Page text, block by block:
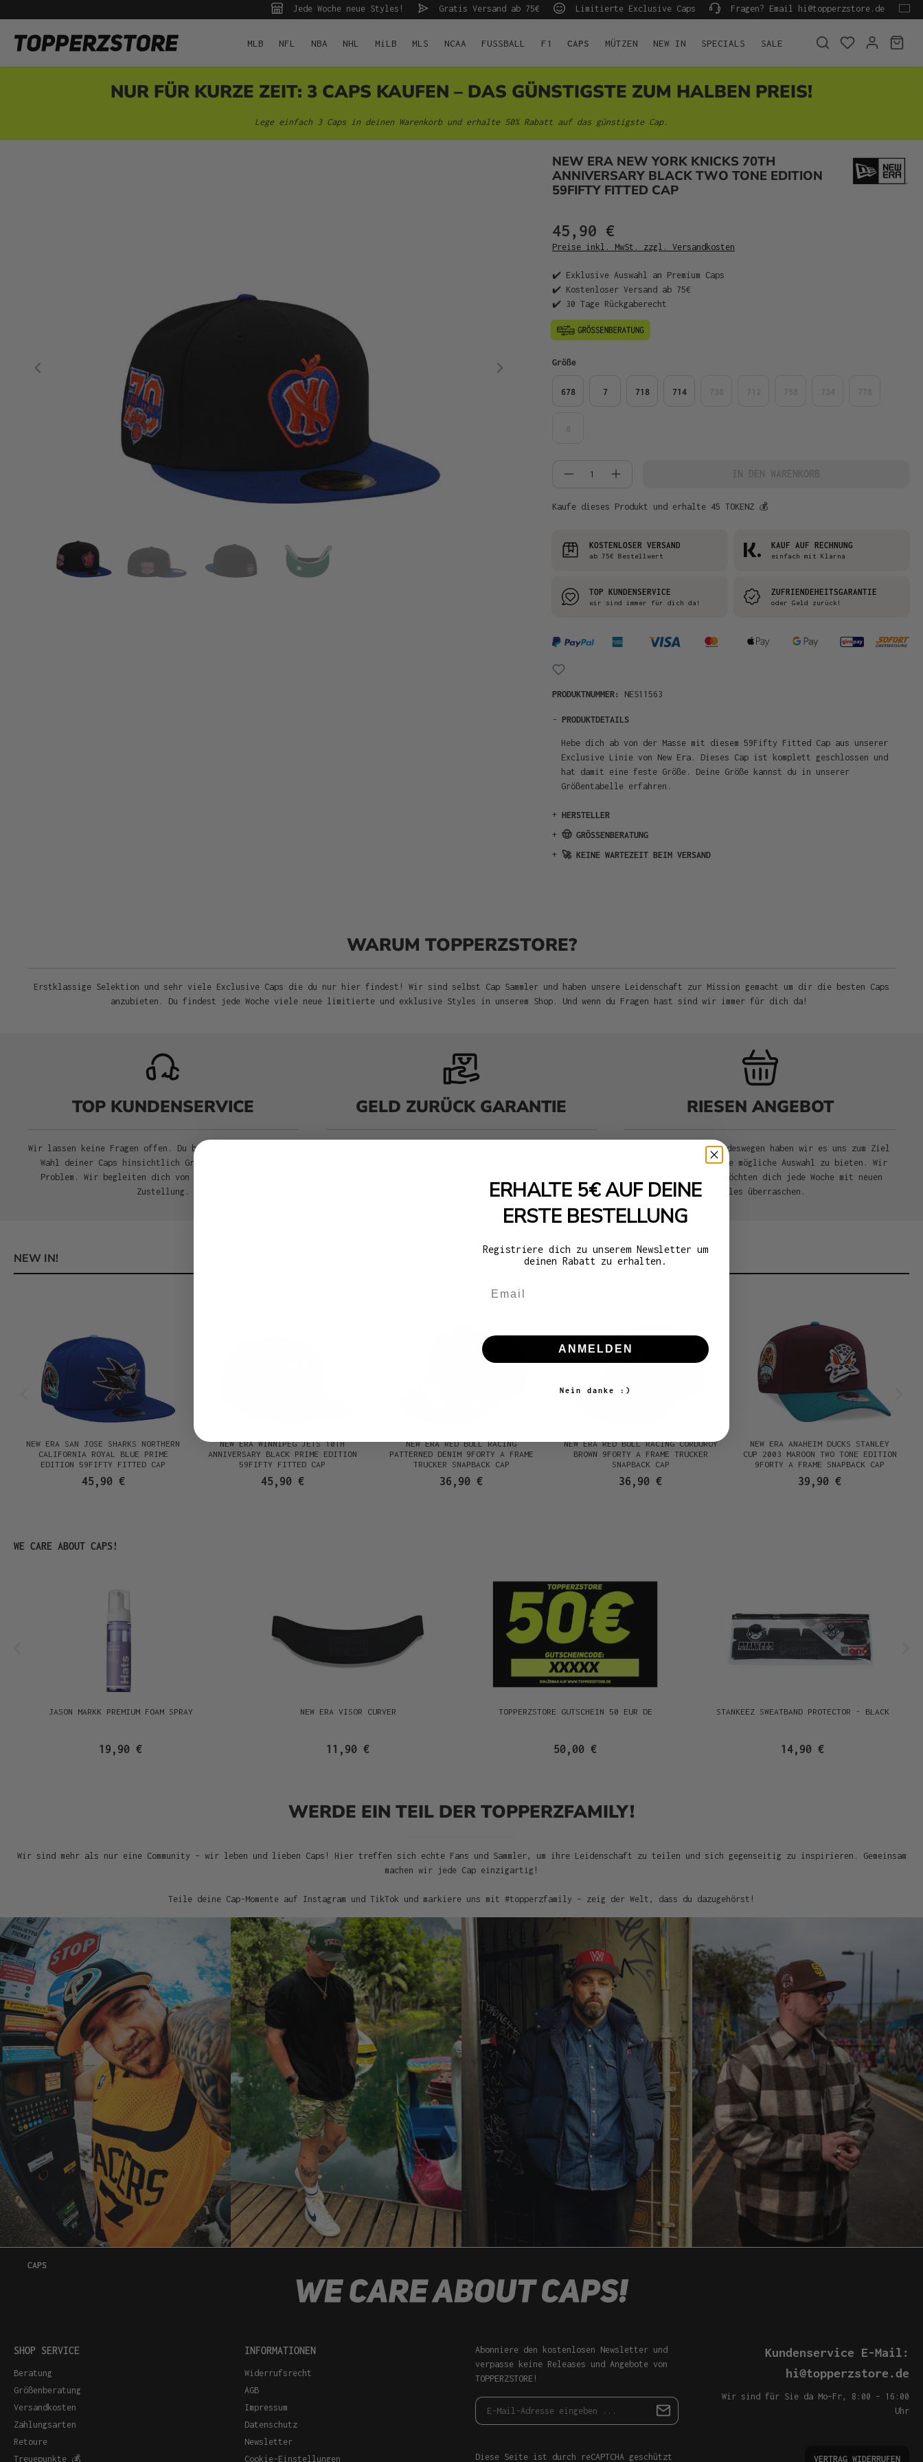
Jede Woche neue Styles! Gratis Versand ab 75€ Limitierte Exclusive Caps Fragen? Email hi@topperzstore.de
MLB NFL NBA NHL MiLB MLS NCAA FUSSBALL F1 CAPS MÜTZEN NEW IN SPECIALS SALE
NUR FÜR KURZE ZEIT: 3 CAPS KAUFEN – DAS GÜNSTIGSTE ZUM HALBEN PREIS!
Lege einfach 3 Caps in deinen Warenkorb und erhalte 50% Rabatt auf das günstigste Cap.
NEW ERA NEW YORK KNICKS 70TH
ANNIVERSARY BLACK TWO TONE EDITION
59FIFTY FITTED CAP
45,90 €
Preise inkl. MwSt. zzgl. Versandkosten
✔️ Exklusive Auswahl an Premium Caps
✔️ Kostenloser Versand ab 75€
✔️ 30 Tage Rückgaberecht
Größeauswählen
678 7 718 714
Produkt Anzahl: Gib den gewünschten Wert
IN DEN WARENKORB
Kaufe dieses Produkt und erhalte 45 TOKENZ 💰
KOSTENLOSER VERSAND
ab 75€ Bestellwert
KAUF AUF RECHNUNG
einfach mit Klarna
TOP KUNDENSERVICE
wir sind immer für dich da!
ZUFRIENDEHEITSGARANTIE
oder Geld zurück!
PRODUKTNUMMER: NES11563
- PRODUKTDETAILS
Hebe dich ab von der Masse mit diesem 59Fifty Fitted Cap aus unserer
Exclusive Linie von New Era. Dieses Cap ist komplett geschlossen und
hat damit eine feste Größe. Deine Größe kannst du in unserer
Größentabelle erfahren.
+ HERSTELLER
+ 🤠 GRÖSSENBERATUNG
+ 🚀 KEINE WARTEZEIT BEIM VERSAND
WARUM TOPPERZSTORE?
Erstklassige Selektion und sehr viele Exclusive Caps die du nur hier findest! Wir sind selbst Cap Sammler und haben unsere Leidenschaft zur Mission gemacht um dir die besten Caps
anzubieten. Du findest jede Woche viele neue limitierte und exklusive Styles in unserem Shop. Und wenn du Fragen hast sind wir immer für dich da!
TOP KUNDENSERVICE
Wir lassen keine Fragen offen. Du brauchst Hilfe bei der
Wahl deiner Caps hinsichtlich Größe und Style? Kein
Problem. Wir begleiten dich von der Auswahl bis zur
Zustellung.
GELD ZURÜCK GARANTIE RIESEN ANGEBOT
Wir lieben Caps und deswegen haben wir es uns zum Ziel
gesetzt dir die beste mögliche Auswahl zu bieten. Wir
setzen Trends und möchten dich jede Woche mit neuen
Styles überraschen.
NEW IN!
NEW ERA SAN JOSE SHARKS NORTHERN
CALIFORNIA ROYAL BLUE PRIME
EDITION 59FIFTY FITTED CAP
45,90 €
NEW ERA WINNIPEG JETS 10TH
ANNIVERSARY BLACK PRIME EDITION
59FIFTY FITTED CAP
45,90 €
NEW ERA RED BULL RACING
PATTERNED DENIM 9FORTY A FRAME
TRUCKER SNAPBACK CAP
36,90 €
NEW ERA RED BULL RACING CORDUROY
BROWN 9FORTY A FRAME TRUCKER
SNAPBACK CAP
36,90 €
NEW ERA ANAHEIM DUCKS STANLEY
CUP 2003 MAROON TWO TONE EDITION
9FORTY A FRAME SNAPBACK CAP
39,90 €
Produktgalerie überspringen
WE CARE ABOUT CAPS!
JASON MARKK PREMIUM FOAM SPRAY
19,90 €
NEW ERA VISOR CURVER
11,90 €
TOPPERZSTORE GUTSCHEIN 50 EUR DE
50,00 €
STANKEEZ SWEATBAND PROTECTOR - BLACK
14,90 €
WERDE EIN TEIL DER TOPPERZFAMILY!
Wir sind mehr als nur eine Community – wir leben und lieben Caps! Hier treffen sich echte Fans und Sammler, um ihre Leidenschaft zu teilen und sich gegenseitig zu inspirieren. Gemeinsam
machen wir jede Cap einzigartig!
Teile deine Cap-Momente auf Instagram und TikTok und markiere uns mit #topperzfamily – zeig der Welt, dass du dazugehörst!
CAPS
SHOP SERVICE
Beratung
Größenberatung
Versandkosten
Zahlungsarten
Retoure
Treuepunkte 💰
INFORMATIONEN
Widerrufsrecht
AGB
Impressum
Datenschutz
Newsletter
Cookie-Einstellungen
Abonniere den kostenlosen Newsletter und
verpasse keine Releases und Angebote von
TOPPERZSTORE!
Diese Seite ist durch reCAPTCHA geschützt
Kundenservice E-Mail:
hi@topperzstore.de
Wir sind für Sie da Mo–Fr, 8:00 – 16:00
Uhr
VERTRAG WIDERRUFEN
ERHALTE 5€ AUF DEINE
ERSTE BESTELLUNG
Registriere dich zu unserem Newsletter um
deinen Rabatt zu erhalten.
ANMELDEN
Nein danke :)